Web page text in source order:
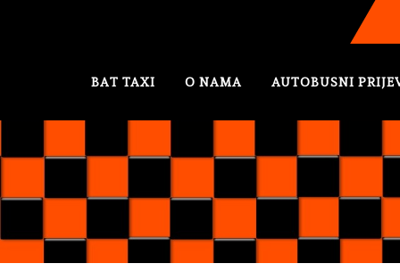
BAT TAXI O NAMA AUTOBUSNI